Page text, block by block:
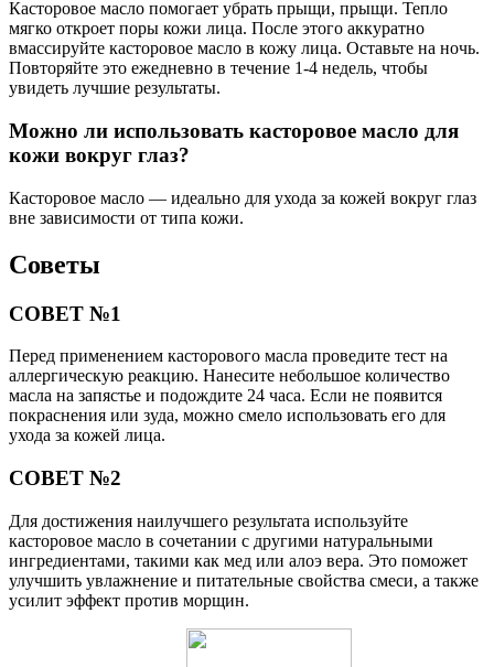
Касторовое масло помогает убрать прыщи, прыщи. Тепло
мягко откроет поры кожи лица. После этого аккуратно
вмассируйте касторовое масло в кожу лица. Оставьте на ночь.
Повторяйте это ежедневно в течение 1-4 недель, чтобы
увидеть лучшие результаты.
Можно ли использовать касторовое масло для
кожи вокруг глаз?
Касторовое масло — идеально для ухода за кожей вокруг глаз
вне зависимости от типа кожи.
Советы
СОВЕТ №1
Перед применением касторового масла проведите тест на
аллергическую реакцию. Нанесите небольшое количество
масла на запястье и подождите 24 часа. Если не появится
покраснения или зуда, можно смело использовать его для
ухода за кожей лица.
СОВЕТ №2
Для достижения наилучшего результата используйте
касторовое масло в сочетании с другими натуральными
ингредиентами, такими как мед или алоэ вера. Это поможет
улучшить увлажнение и питательные свойства смеси, а также
усилит эффект против морщин.